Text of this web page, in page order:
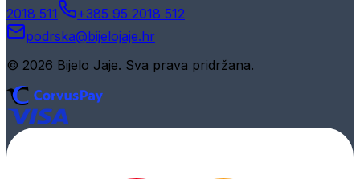
2018 511
+385 95 2018 512
podrska@bijelojaje.hr
© 2026 Bijelo Jaje. Sva prava pridržana.